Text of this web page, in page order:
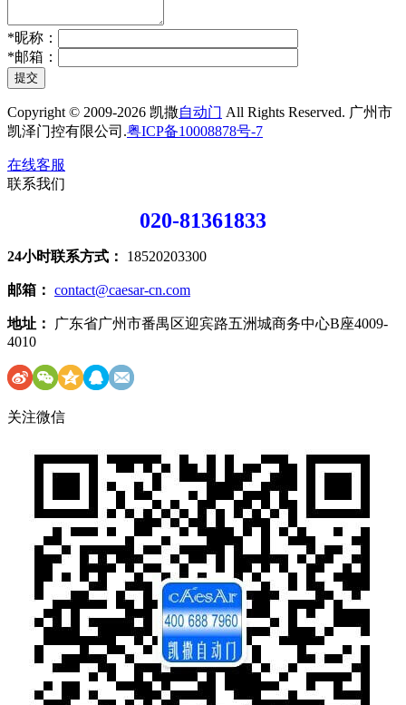
*昵称：
*邮箱：
提交
Copyright © 2009-2026 凯撒自动门 All Rights Reserved. 广州市
凯泽门控有限公司.粤ICP备10008878号-7
在线客服
联系我们
020-81361833
24小时联系方式： 18520203300
邮箱： contact@caesar-cn.com
地址：
广东省广州市番禺区迎宾路五洲城商务中心B座4009-
4010
关注微信